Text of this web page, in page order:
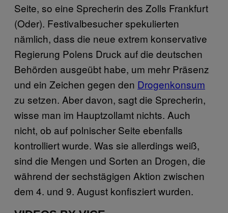
Seite, so eine Sprecherin des Zolls Frankfurt
(Oder). Festivalbesucher spekulierten
nämlich, dass die neue extrem konservative
Regierung Polens Druck auf die deutschen
Behörden ausgeübt habe, um mehr Präsenz
und ein Zeichen gegen den Drogenkonsum
zu setzen. Aber davon, sagt die Sprecherin,
wisse man im Hauptzollamt nichts. Auch
nicht, ob auf polnischer Seite ebenfalls
kontrolliert wurde. Was sie allerdings weiß,
sind die Mengen und Sorten an Drogen, die
während der sechstägigen Aktion zwischen
dem 4. und 9. August konfisziert wurden.